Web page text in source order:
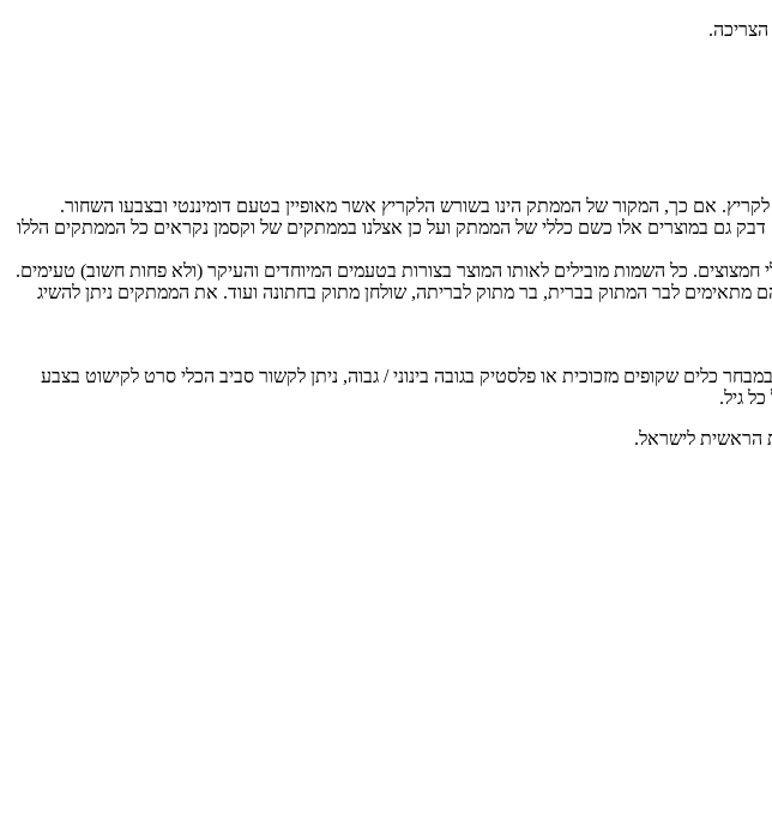
הצריכה.
אם כך, המקור של הממתק הינו בשורש הלקריץ אשר מאופיין בטעם דומיננטי ובצבעו השחור.
גם במוצרים אלו כשם כללי של הממתק ועל כן אצלנו בממתקים של וקסמן נקראים כל הממתקים הללו
כל השמות מובילים לאותו המוצר בצורות בטעמים המיוחדים והעיקר (ולא פחות חשוב) טעימים.
מתאימים לבר המתוק בברית, בר מתוק לבריתה, שולחן מתוק בחתונה ועוד. את הממתקים ניתן להשיג
כלים שקופים מזכוכית או פלסטיק בגובה בינוני / גבוה, ניתן לקשור סביב הכלי סרט לקישוט בצבע
גיל.
הראשית לישראל.